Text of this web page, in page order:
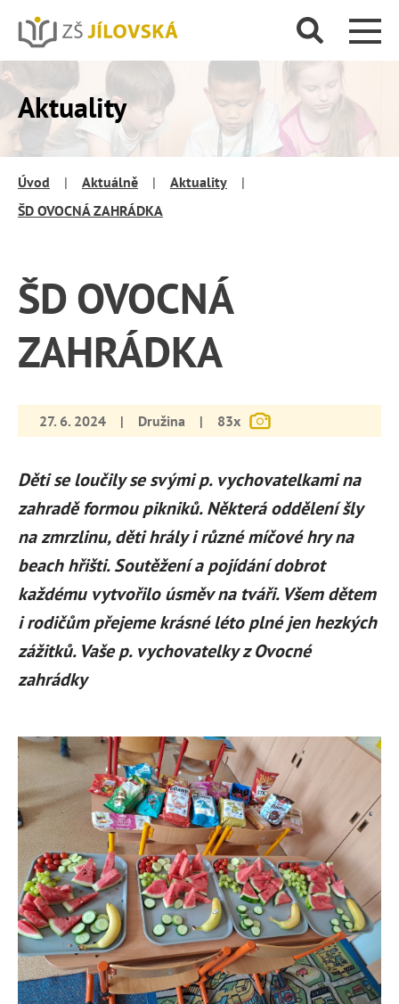
Aktuality
Úvod | Aktuálně | Aktuality
|
ŠD OVOCNÁ ZAHRÁDKA
ŠD OVOCNÁ
ZAHRÁDKA
27. 6. 2024 | Družina | 83x
Děti se loučily se svými p. vychovatelkami na
zahradě formou pikniků. Některá oddělení šly
na zmrzlinu, děti hrály i různé míčové hry na
beach hřišti. Soutěžení a pojídání dobrot
každému vytvořilo úsměv na tváři. Všem dětem
i rodičům přejeme krásné léto plné jen hezkých
zážitků. Vaše p. vychovatelky z Ovocné
zahrádky